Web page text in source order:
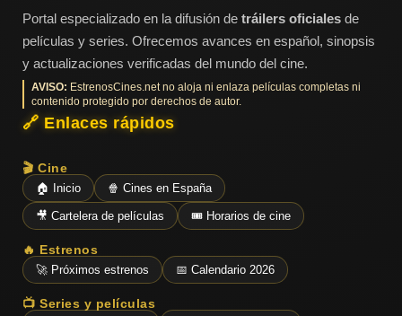
del
Portal especializado en la difusión de tráilers oficiales de
películas y series. Ofrecemos avances en español, sinopsis
y actualizaciones verificadas del mundo del cine.
AVISO: EstrenosCines.net no aloja ni enlaza películas completas ni
contenido protegido por derechos de autor.
🔗 Enlaces rápidos
🎬 Cine
🏠 Inicio 🍿 Cines en España
🎥 Cartelera de películas 🎟️ Horarios de cine
🔥 Estrenos
🚀 Próximos estrenos 📅 Calendario 2026
📺 Series y películas